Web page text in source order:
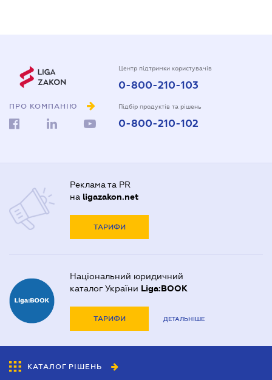
ПРО КОМПАНІЮ
Центр підтримки користувачів
0-800-210-103
Підбір продуктів та рішень
0-800-210-102
Реклама та PR
на ligazakon.net
ТАРИФИ
Національний юридичний
каталог України Liga:BOOK
ТАРИФИ ДЕТАЛЬНІШЕ
КАТАЛОГ РІШЕНЬ